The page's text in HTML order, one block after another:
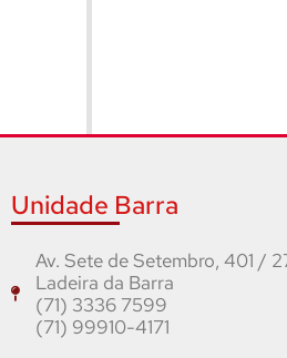
Unidade Barra
Av. Sete de Setembro, 401 /
Ladeira da Barra
(71) 3336 7599
(71) 99910-4171